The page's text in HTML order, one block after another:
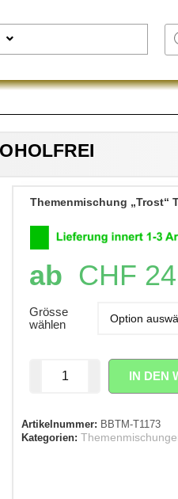
Themenmischung „Trost“
ab CHF
Grösse
wählen
IN DEN
Artikelnummer: BBTM-T1173
Kategorien: